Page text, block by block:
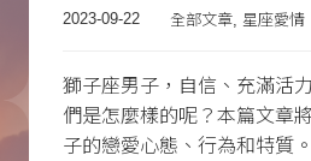
2023-09-22 全部文章, 星座愛情
獅子座男子，自信、充滿活
們是怎麼樣的呢？本篇文章
子的戀愛心態、行為和特質